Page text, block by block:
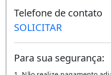
- 2 Banheiros
- Cozinha Planejada
- área de Lazer
- Churrasqueira
Telefone de contato
SOLICITAR
Para sua segurança: